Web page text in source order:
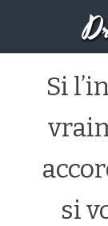
Si
si